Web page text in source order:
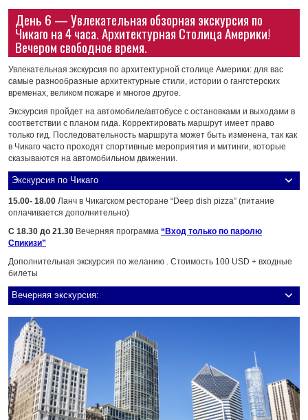
День 6 — Увлекательная обзорная экскурсия по
Чикаго на 4 часа. Архитектурная Столица Америки!
Вечером свободное время.
Увлекательная экскурсия по архитектурной столице Америки: для вас
самые разнообразные архитектурные стили, истории о гангстерских
временах, великом пожаре и многое другое.
Экскурсия пройдет на автомобиле/автобусе с остановками и выходами в
соответствии с планом гида. Корректировать маршрут имеет право
только гид. Последовательность маршрута может быть изменена, так как
в Чикаго часто проходят спортивные мероприятия и митинги, которые
сказываются на автомобильном движении.
Экскурсия по Чикаго
15.00- 18.00 Ланч в Чикагском ресторане “Deep dish pizza” (питание
оплачивается дополнительно)
C 18.30 до 21.30 Вечерняя программа “Вход только по паролю
Спикизи”
Дополнительная экскурсия по желанию . Стоимость 100 USD + входные
билеты
Вечерняя экскурсия: